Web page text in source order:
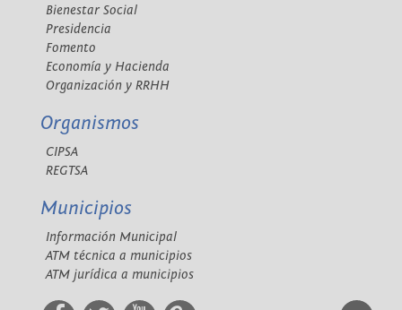
Bienestar Social
Presidencia
Fomento
Economía y Hacienda
Organización y RRHH
Organismos
CIPSA
REGTSA
Municipios
Información Municipal
ATM técnica a municipios
ATM jurídica a municipios